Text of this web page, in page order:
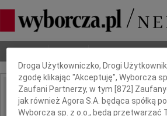
Nekrologi Odeszli Poradnik
IMIĘ I NAZWISKO: Jerzy
Dbamy o Twoją prywatność
Droga Użytkowniczko, Drogi
zgodę klikając "Akceptuję", Wyborcza
Zaufani Partnerzy, w tym [872 ]
jak również Agora S.A. będąca spółką
Wyborcza sp. z o.o., będą przetwarzać